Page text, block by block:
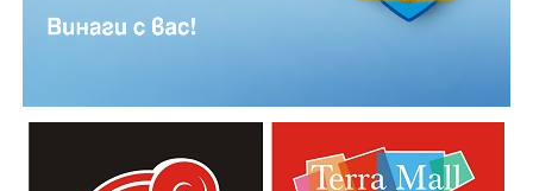
които свират на китара, да се включат – независимо
от професионалното им ниво. Събитието е различно
– то не е концерт, а споделено преживяване, в което